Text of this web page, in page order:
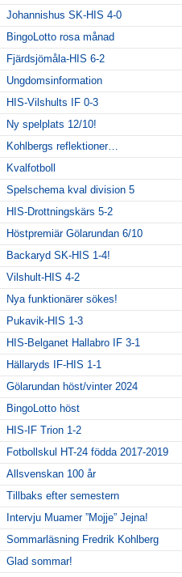
Johannishus SK-HIS 4-0
BingoLotto rosa månad
Fjärdsjömåla-HIS 6-2
Ungdomsinformation
HIS-Vilshults IF 0-3
Ny spelplats 12/10!
Kohlbergs reflektioner…
Kvalfotboll
Spelschema kval division 5
HIS-Drottningskärs 5-2
Höstpremiär Gölarundan 6/10
Backaryd SK-HIS 1-4!
Vilshult-HIS 4-2
Nya funktionärer sökes!
Pukavik-HIS 1-3
HIS-Belganet Hallabro IF 3-1
Hällaryds IF-HIS 1-1
Gölarundan höst/vinter 2024
BingoLotto höst
HIS-IF Trion 1-2
Fotbollskul HT-24 födda 2017-2019
Allsvenskan 100 år
Tillbaks efter semestern
Intervju Muamer ”Mojje” Jejna!
Sommarläsning Fredrik Kohlberg
Glad sommar!